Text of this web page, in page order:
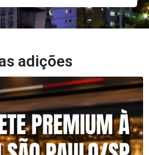
adições